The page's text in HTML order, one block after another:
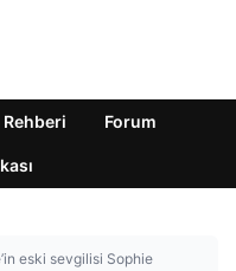
Rehberi Forum
eski sevgilisi Sophie